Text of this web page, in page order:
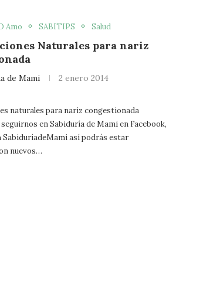
Amo SABITIPS Salud
Naturales para nariz
de Mami 2 enero 2014
naturales para nariz congestionada
en Sabiduría de Mami en Facebook,
así podrás estar
nuevos…